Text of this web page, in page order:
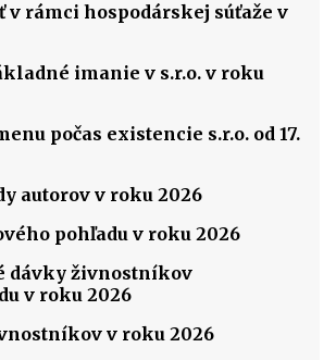
v rámci hospodárskej súťaže v
imanie v s.r.o. v roku
počas existencie s.r.o. od 17.
autorov v roku 2026
pohľadu v roku 2026
dávky živnostníkov
v roku 2026
v roku 2026